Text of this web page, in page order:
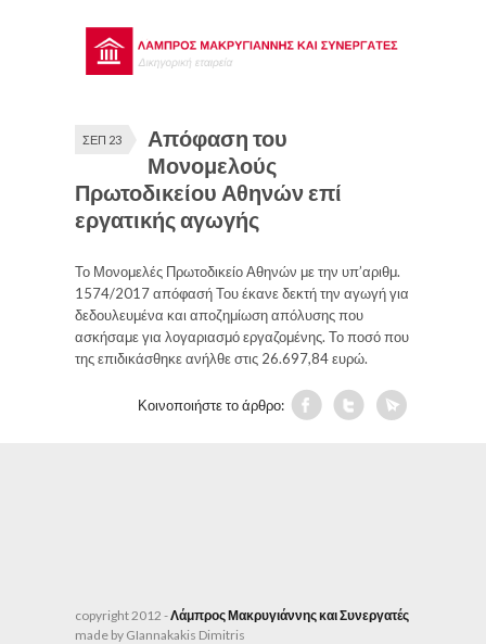
ΣΕΠ 23
Απόφαση του
Μονομελούς
Πρωτοδικείου Αθηνών επί
εργατικής αγωγής
Το Μονομελές Πρωτοδικείο Αθηνών με την υπ’αριθμ.
1574/2017 απόφασή Του έκανε δεκτή την αγωγή για
δεδουλευμένα και αποζημίωση απόλυσης που
ασκήσαμε για λογαριασμό εργαζομένης. Το ποσό που
της επιδικάσθηκε ανήλθε στις 26.697,84 ευρώ.
Κοινοποιήστε το άρθρο:
copyright 2012 -Λάμπρος Μακρυγιάννης και Συνεργατές
made by GIannakakis Dimitris